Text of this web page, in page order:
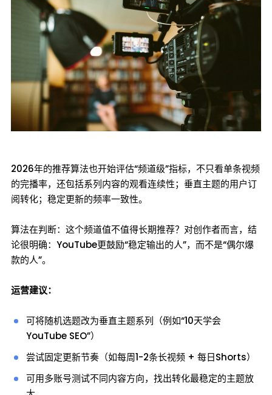
2026年的推荐算法也开始评估“频道级”指标，不只看单条视频
的完播率，还包括系列内容的观看连续性；垂直主题的用户订
阅转化；稳定更新的频率一致性。
算法在判断：这个频道值不值得长期推荐？对创作者而言，结
论很明确：YouTube更鼓励“稳定输出的人”，而不是“偶尔爆
款的人”。
运营建议：
可将随机选题改为垂直主题系列（例如“10天学会
YouTube SEO”）
尝试固定更新节奏（如每周1-2条长视频 + 每日Shorts）
可用多账号测试不同内容方向，找出转化最稳定的主题放